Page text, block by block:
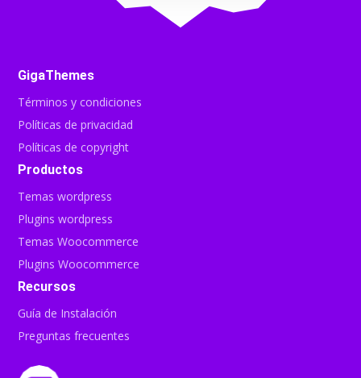
GigaThemes
Términos y condiciones
Políticas de privacidad
Políticas de copyright
Productos
Temas wordpress
Plugins wordpress
Temas Woocommerce
Plugins Woocommerce
Recursos
Guía de Instalación
Preguntas frecuentes